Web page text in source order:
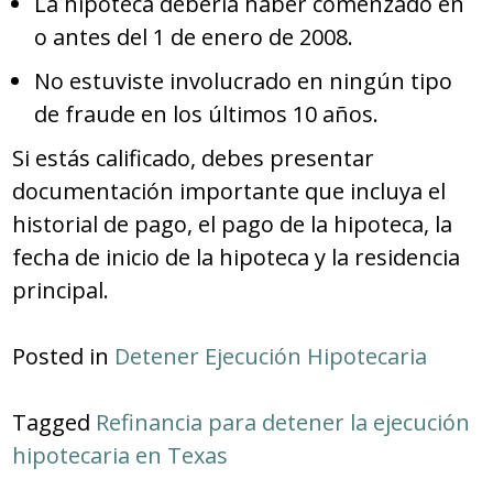
o antes del 1 de enero de 2008.
No estuviste involucrado en ningún tipo
de fraude en los últimos 10 años.
Si estás calificado, debes presentar
documentación importante que incluya el
historial de pago, el pago de la hipoteca, la
fecha de inicio de la hipoteca y la residencia
principal.
Posted in Detener Ejecución Hipotecaria
Tagged Refinancia para detener la ejecución
hipotecaria en Texas